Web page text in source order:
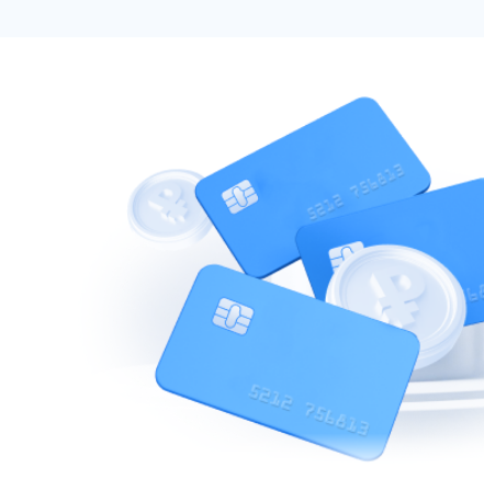
Для юр. лиц и ИП
ОФОРМИТЬ ЗАЯВКУ
Заполняя форму, ясоглашаюсь с обработкой персональных
данных
ДО
ЗАВТРА